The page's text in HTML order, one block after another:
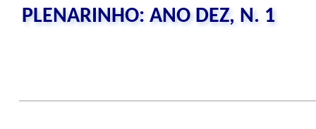
PLENARINHO: ANO DEZ, N. 1